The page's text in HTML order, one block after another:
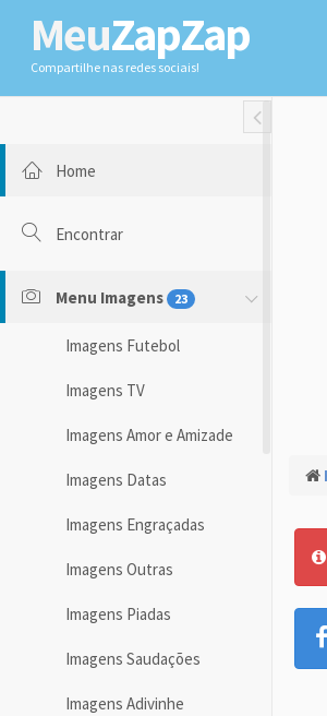
MeuZapZap
Compartilhe nas redes sociais!
Toggle
Home
Encontrar
Menu Imagens 23
Imagens Futebol
Imagens TV
Imagens Amor e Amizade
Imagens Datas
Imagens Engraçadas
Imagens Outras
Imagens Piadas
Imagens Saudações
Imagens Adivinhe